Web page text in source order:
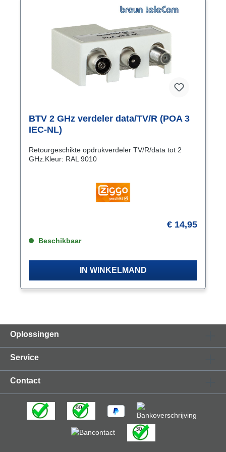
BTV 2 GHz verdeler data/TV/R (POA 3
IEC-NL)
Retourgeschikte opdrukverdeler TV/R/data tot 2
GHz.Kleur: RAL 9010
€ 14,95
Beschikbaar
IN WINKELMAND
Oplossingen
Service
Contact